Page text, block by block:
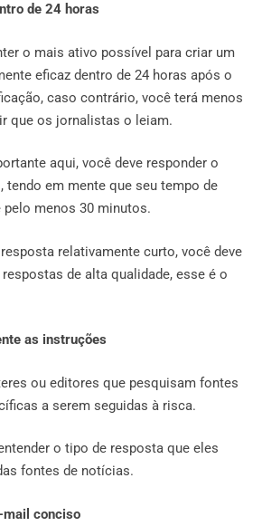
de 24 horas
o mais ativo possível para criar um
eficaz dentro de 24 horas após o
caso contrário, você terá menos
que os jornalistas o leiam.
aqui, você deve responder o
tendo em mente que seu tempo de
pelo menos 30 minutos.
relativamente curto, você deve
de alta qualidade, esse é o
as instruções
ou editores que pesquisam fontes
a serem seguidas à risca.
o tipo de resposta que eles
fontes de notícias.
mail conciso